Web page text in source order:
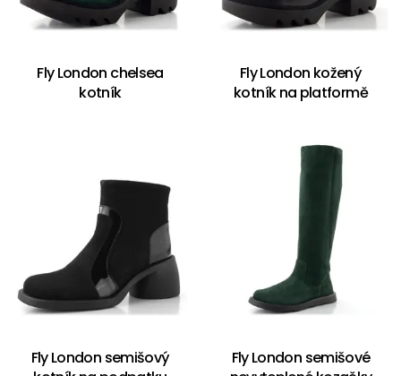
Fly London chelsea
kotník
Fly London kožený
kotník na platformě
Fly London semišový
Fly London semišové